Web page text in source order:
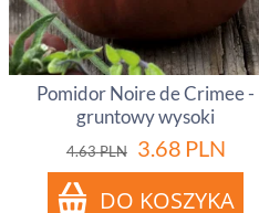
Pomidor Noire de Crimee -
gruntowy wysoki
4.63PLN 3.68 PLN